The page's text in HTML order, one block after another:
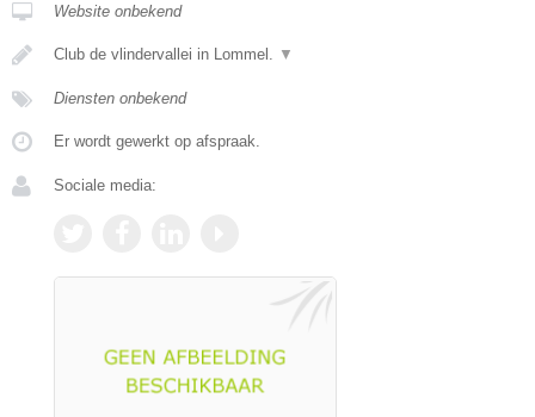
Website onbekend
Club de vlindervallei in Lommel. ▼
Diensten onbekend
Er wordt gewerkt op afspraak.
Sociale media: